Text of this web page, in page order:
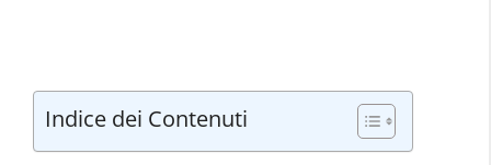
Indice dei Contenuti